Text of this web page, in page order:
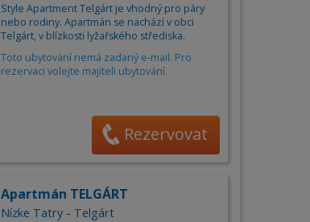
Style Apartment Telgárt je vhodný pro páry
nebo rodiny. Apartmán se nachází v obci
Telgárt, v blízkosti lyžařského střediska.
Toto ubytování nemá zadaný e-mail. Pro
rezervaci volejte majiteli ubytování.
Rezervovat
Apartmán TELGÁRT
Nízke Tatry - Telgárt